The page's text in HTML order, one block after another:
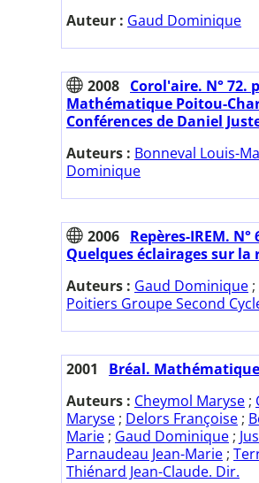
Auteur : Gaud Dominique
2008 Corol'aire. N° 72.
Mathématique Poitou-
Conférences de Daniel
Auteurs : Bonneval Louis-
Dominique
2006 Repères-IREM. N°
Quelques éclairages sur
Auteurs : Gaud Dominique ;
Poitiers Groupe Second
2001
Bréal.
Auteurs : Cheymol Maryse ;
Maryse ; Delors Françoise ;
Marie ; Gaud Dominique ;
Parnaudeau Jean-Marie ;
Thiénard Jean-Claude. Dir.